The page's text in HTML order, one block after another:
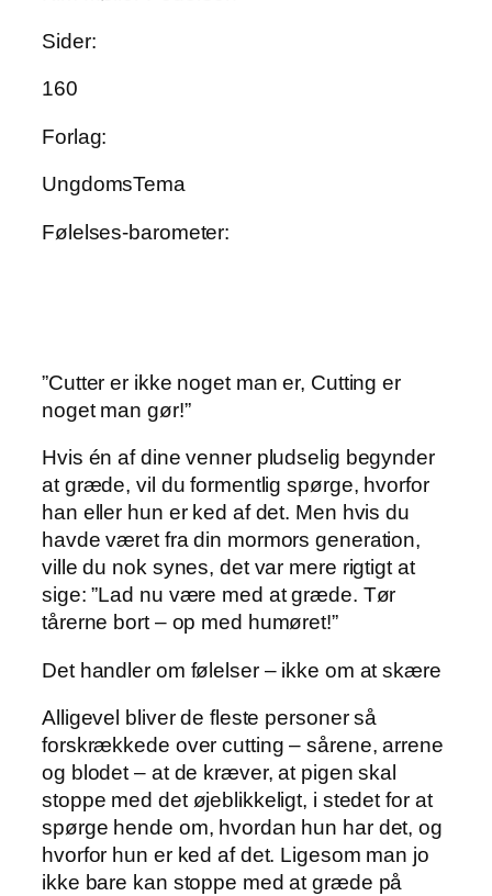
Sider:
160
Forlag:
UngdomsTema
Følelses-barometer:
”Cutter er ikke noget man er, Cutting er
noget man gør!”
Hvis én af dine venner pludselig begynder
at græde, vil du formentlig spørge, hvorfor
han eller hun er ked af det. Men hvis du
havde været fra din mormors generation,
ville du nok synes, det var mere rigtigt at
sige: ”Lad nu være med at græde. Tør
tårerne bort – op med humøret!”
Det handler om følelser – ikke om at skære
Alligevel bliver de fleste personer så
forskrækkede over cutting – sårene, arrene
og blodet – at de kræver, at pigen skal
stoppe med det øjeblikkeligt, i stedet for at
spørge hende om, hvordan hun har det, og
hvorfor hun er ked af det. Ligesom man jo
ikke bare kan stoppe med at græde på